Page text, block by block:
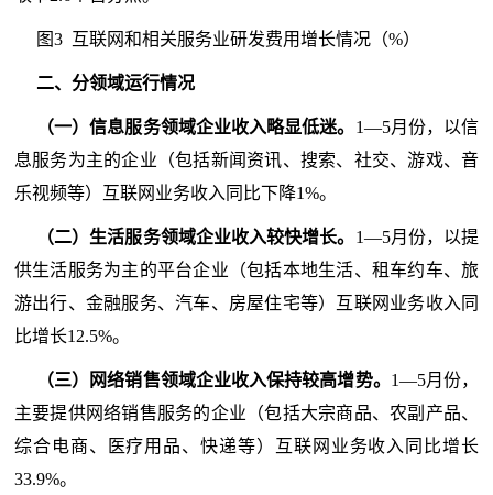
图3 互联网和相关服务业研发费用增长情况（%）
二、分领域运行情况
（一）信息服务领域企业收入略显低迷。 1—5月份，以信
息服务为主的企业（包括新闻资讯、搜索、社交、游戏、音
乐视频等）互联网业务收入同比下降1%。
（二）生活服务领域企业收入较快增长。 1—5月份，以提
供生活服务为主的平台企业（包括本地生活、租车约车、旅
游出行、金融服务、汽车、房屋住宅等）互联网业务收入同
比增长12.5%。
（三）网络销售领域企业收入保持较高增势。 1—5月份，
主要提供网络销售服务的企业（包括大宗商品、农副产品、
综合电商、医疗用品、快递等）互联网业务收入同比增长
33.9%。